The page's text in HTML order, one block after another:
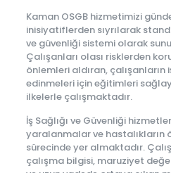
Kaman OSGB hizmetimizi
inisiyatiflerden sıyrılarak
ve güvenliği sistemi olarak
Çalışanları olası risklerden
önlemleri aldıran,
edinmeleri için eğitimleri
ilkelerle çalışmaktadır.
İş Sağlığı ve Güvenliği
yaralanmalar ve hastalıkların
sürecinde yer almaktadır.
çalışma bilgisi, maruziyet